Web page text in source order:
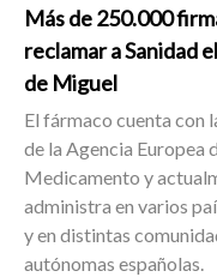
Más de 250.000
reclamar a Sanidad
de Miguel
El fármaco cuenta con
de la Agencia Europea
Medicamento y
administra en varios
y en distintas
autónomas españolas.